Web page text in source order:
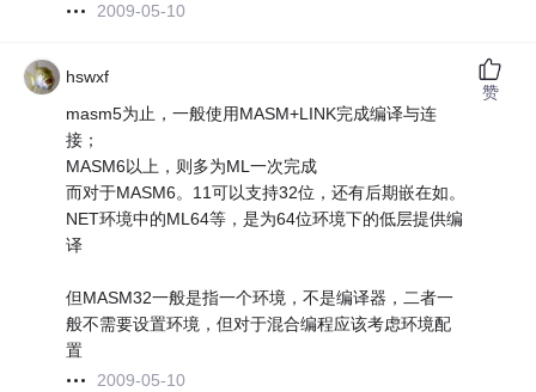
2009-05-10
hswxf
masm5为止，一般使用MASM+LINK完成编译与连
接；
MASM6以上，则多为ML一次完成
而对于MASM6。11可以支持32位，还有后期嵌在如。
NET环境中的ML64等，是为64位环境下的低层提供编
译
但MASM32一般是指一个环境，不是编译器，二者一
般不需要设置环境，但对于混合编程应该考虑环境配
置
2009-05-10
赞